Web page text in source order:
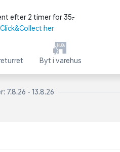
efter 2 timer for 35,-
her
Byt i varehus
7.8.26 - 13.8.26